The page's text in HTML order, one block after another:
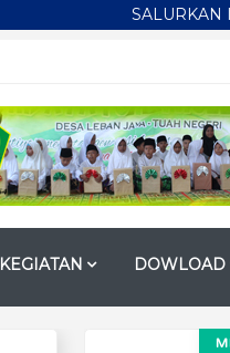
SALURKAN INFAQ
KEGIATAN DOWLOAD